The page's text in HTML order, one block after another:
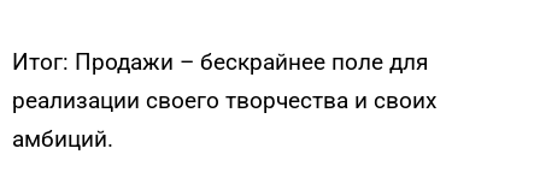
Итог: Продажи – бескрайнее поле для
реализации своего творчества и своих
амбиций.